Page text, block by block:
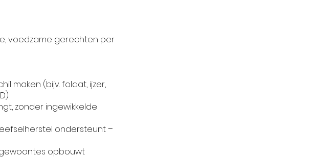
voedzame gerechten per
maken (bijv. folaat, ijzer,
zonder ingewikkelde
ondersteunt –
opbouwt